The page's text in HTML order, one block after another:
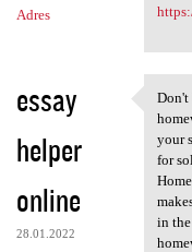
Adres
essay
helper
online
28.01.2022
Don't
Don't
your
for
in